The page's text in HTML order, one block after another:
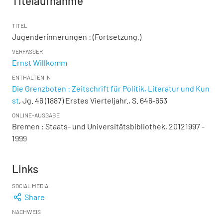
TITEL
Jugenderinnerungen : (Fortsetzung.)
VERFASSER
Ernst Willkomm
ENTHALTEN IN
Die Grenzboten : Zeitschrift für Politik, Literatur und Kun
st, Jg. 46 (1887) Erstes Vierteljahr., S. 646-653
ONLINE-AUSGABE
Bremen : Staats- und Universitätsbibliothek, 20121997 -
1999
Links
SOCIAL MEDIA
Share
NACHWEIS